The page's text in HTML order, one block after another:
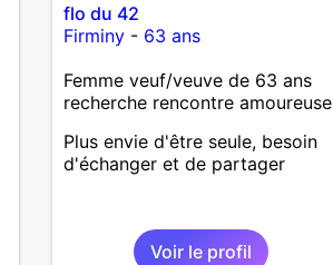
flo du 42
Firminy- 63 ans
Femme veuf/veuve de 63 ans
recherche rencontre amoureuse
Plus envie d'être seule, besoin
d'échanger et de partager
Voir le profil